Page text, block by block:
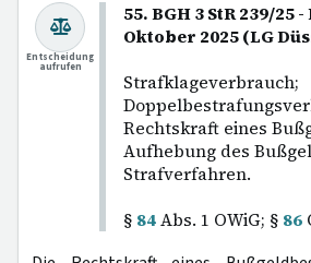
55. BGH 3 StR 239/25
Oktober 2025 (LG
Strafklageverbrauch;
Rechtskraft eines
Aufhebung des
Strafverfahren.
§ 84Abs. 1 OWiG; § 86
Entscheidung
aufrufen